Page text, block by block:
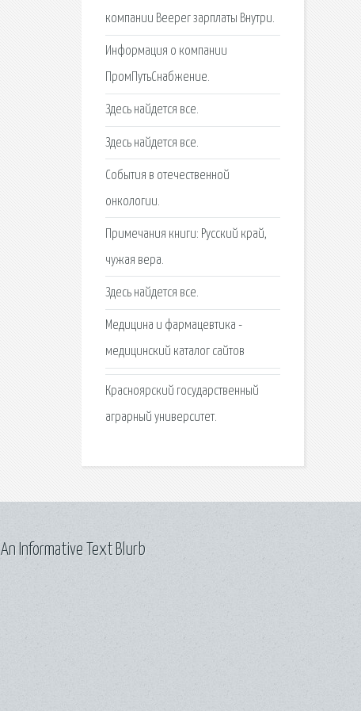
компании Beeper зарплаты Внутри.
Информация о компании
ПромПутьСнабжение.
Здесь найдется все.
Здесь найдется все.
События в отечественной
онкологии.
Примечания книги: Русский край,
чужая вера.
Здесь найдется все.
Медицина и фармацевтика -
медицинский каталог сайтов
Красноярский государственный
аграрный университет.
An Informative Text Blurb